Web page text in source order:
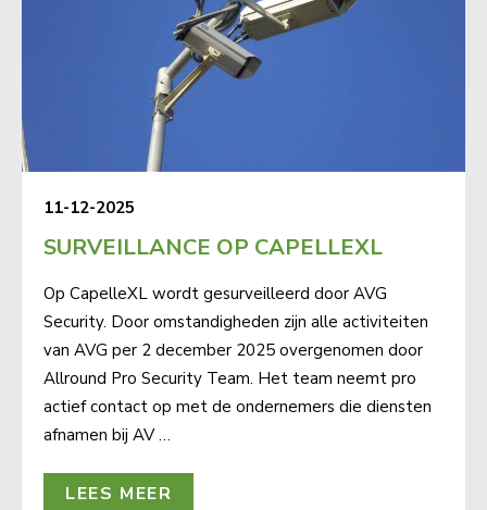
11-12-2025
SURVEILLANCE OP CAPELLEXL
Op CapelleXL wordt gesurveilleerd door AVG
Security. Door omstandigheden zijn alle activiteiten
van AVG per 2 december 2025 overgenomen door
Allround Pro Security Team. Het team neemt pro
actief contact op met de ondernemers die diensten
afnamen bij AV …
LEES MEER